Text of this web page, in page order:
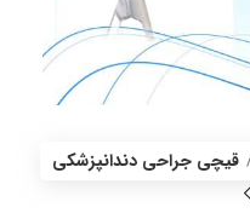
قیچی‌ جراحی دندانپزشکی